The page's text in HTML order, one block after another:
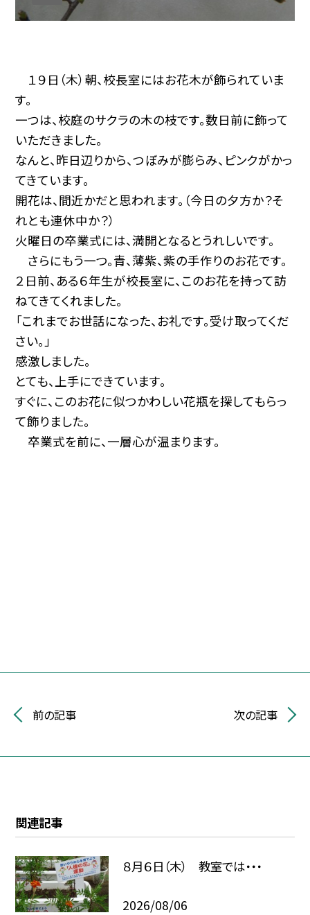
１９日（木）朝、校長室にはお花木が飾られていま
す。
一つは、校庭のサクラの木の枝です。数日前に飾って
いただきました。
なんと、昨日辺りから、つぼみが膨らみ、ピンクがかっ
てきています。
開花は、間近かだと思われます。（今日の夕方か？そ
れとも連休中か？）
火曜日の卒業式には、満開となるとうれしいです。
さらにもう一つ。青、薄紫、紫の手作りのお花です。
２日前、ある６年生が校長室に、このお花を持って訪
ねてきてくれました。
「これまでお世話になった、お礼です。受け取ってくだ
さい。」
感激しました。
とても、上手にできています。
すぐに、このお花に似つかわしい花瓶を探してもらっ
て飾りました。
卒業式を前に、一層心が温まります。
前の記事 次の記事
関連記事
８月６日（木） 教室では・・・
2026/08/06